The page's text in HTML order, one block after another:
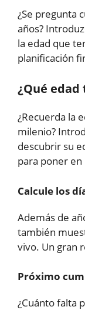
¿Se pregunta
años?
la edad que
planificación
¿Qué edad
¿Recuerda la
milenio?
descubrir su
para poner
Calcule los
Además de
también
vivo. Un gran
Próximo
¿Cuánto falta